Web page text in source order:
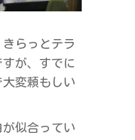
らっとテラ
が、すでに
変頼もしい
似合ってい